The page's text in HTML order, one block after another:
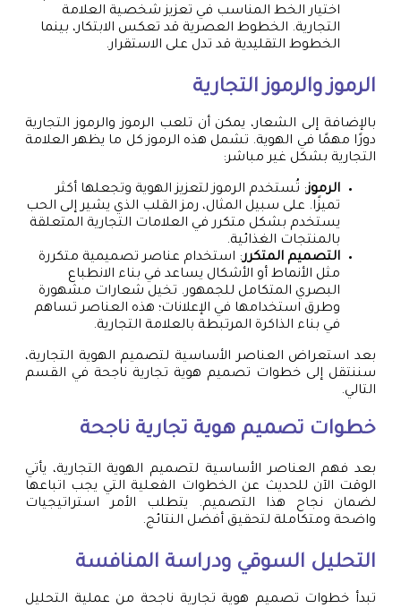
اختيار الخط المناسب في تعزيز شخصية العلامة
التجارية. الخطوط العصرية قد تعكس الابتكار، بينما
الخطوط التقليدية قد تدل على الاستقرار.
الرموز والرموز التجارية
بالإضافة إلى الشعار، يمكن أن تلعب الرموز والرموز التجارية
دورًا مهمًا في الهوية. تشمل هذه الرموز كل ما يظهر العلامة
التجارية بشكل غير مباشر:
الرموز: تُستخدم الرموز لتعزيز الهوية وتجعلها أكثر
تميزًا. على سبيل المثال، رمز القلب الذي يشير إلى الحب
يستخدم بشكل متكرر في العلامات التجارية المتعلقة
بالمنتجات الغذائية.
التصميم المتكرر: استخدام عناصر تصميمية متكررة
مثل الأنماط أو الأشكال يساعد في بناء الانطباع
البصري المتكامل للجمهور. تخيل شعارات مشهورة
وطرق استخدامها في الإعلانات؛ هذه العناصر تساهم
في بناء الذاكرة المرتبطة بالعلامة التجارية.
بعد استعراض العناصر الأساسية لتصميم الهوية التجارية،
سننتقل إلى خطوات تصميم هوية تجارية ناجحة في القسم
التالي.
خطوات تصميم هوية تجارية ناجحة
بعد فهم العناصر الأساسية لتصميم الهوية التجارية، يأتي
الوقت الآن للحديث عن الخطوات الفعلية التي يجب اتباعها
لضمان نجاح هذا التصميم. يتطلب الأمر استراتيجيات
واضحة ومتكاملة لتحقيق أفضل النتائج.
التحليل السوقي ودراسة المنافسة
تبدأ خطوات تصميم هوية تجارية ناجحة من عملية التحليل